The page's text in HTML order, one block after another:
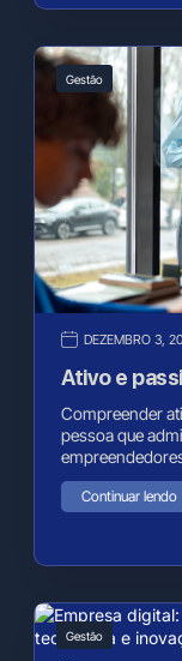
Gestão
DEZEMBRO 3,
Ativo e
Compreender
pessoa que
Continuar lendo
Gestão